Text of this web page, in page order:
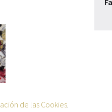
de las Cookies.